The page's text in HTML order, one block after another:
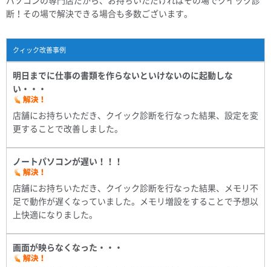
断！その場で解決できる場合も多数ございます。
クィック改善事例
明日までに仕事の書類を作らないといけないのに起動しな
い・・・
店舗にお持ちいただき、クイック診断を行なった結果、設定を変
更することで改善しました。
ノートパソコンが遅い！！！
店舗にお持ちいただき、クイック診断を行なった結果、メモリ不
足で動作が遅くなっていました。メモリ増設をすることで予想以
上快適になりました。
画面が映らなくなった・・・